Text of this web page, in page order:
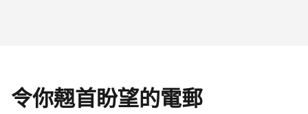
令你翹首盼望的電郵